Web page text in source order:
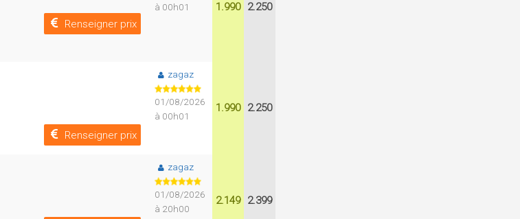
Renseigner prix
à 00h01
1.990 2.250
Renseigner prix
zagaz
01/08/2026
à 00h01
1.990 2.250
zagaz
01/08/2026
à 20h00
2.149 2.399